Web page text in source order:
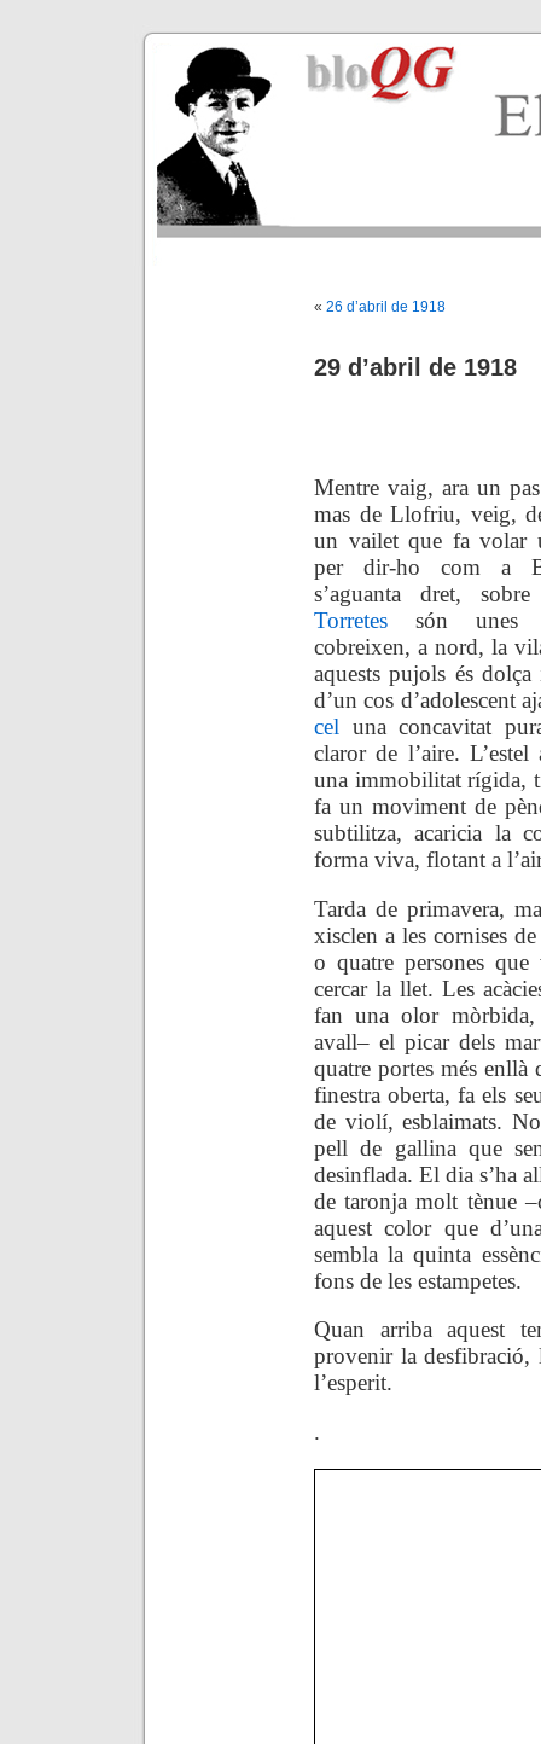
« 26 d’abril de 1918
29 d’abril de 1918
Mentre vaig, ara un pa
mas de Llofriu, veig,
un vailet que fa volar
per dir-ho com a
s’aguanta dret,
Torretes són unes
cobreixen, a nord, la
aquests pujols és
d’un cos d’adolescent
cel una concavitat
claror de l’aire.
una immobilitat rígida,
fa un moviment de
subtilitza, acaricia la
forma viva, flotant a
Tarda de primavera,
xisclen a les cornises
o quatre persones
cercar la llet. Les
fan una olor mòrbida,
avall– el picar dels
quatre portes més
finestra oberta, fa els
de violí, esblaimats.
pell de gallina que
desinflada. El dia s’ha
de taronja molt tènue
aquest color que
sembla la quinta
fons de les estampetes.
Quan arriba aquest
provenir la
l’esperit.
.